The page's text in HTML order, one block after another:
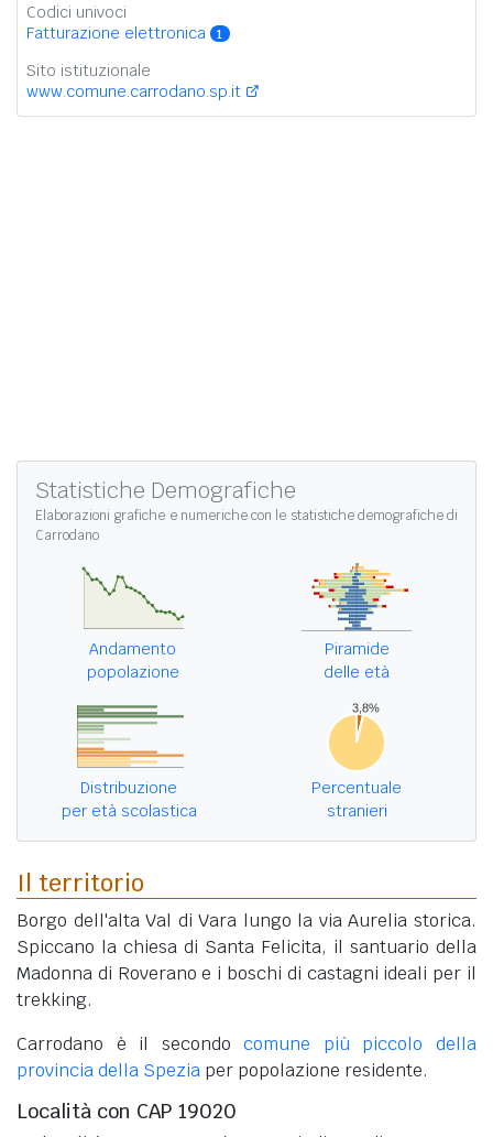
Codici univoci
Fatturazione elettronica
1
Sito istituzionale
www.comune.carrodano.sp.it
Statistiche Demografiche
Elaborazioni grafiche e numeriche con le statistiche demografiche di
Carrodano
Andamento
popolazione
Piramide
delle età
Distribuzione
per età scolastica
Percentuale
stranieri
Il territorio
Borgo dell'alta Val di Vara lungo la via Aurelia storica.
Spiccano la chiesa di Santa Felicita, il santuario della
Madonna di Roverano e i boschi di castagni ideali per il
trekking.
Carrodano è il secondocomune più piccolo della
provincia della Spezia per popolazione residente.
Località con CAP 19020